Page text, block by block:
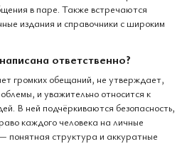
в паре. Также встречаются
издания и справочники с широким
ответственно?
громких обещаний, не утверждает,
и уважительно относится к
В ней подчёркиваются безопасность,
каждого человека на личные
понятная структура и аккуратные